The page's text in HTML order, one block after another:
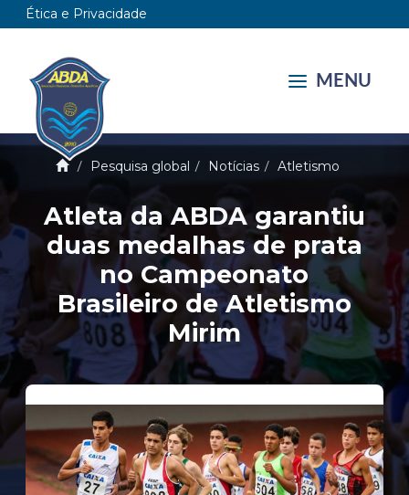
Ética e Privacidade
MENU
Pesquisa global Notícias Atletismo
Atleta da ABDA garantiu
duas medalhas de prata
no Campeonato
Brasileiro de Atletismo
Mirim